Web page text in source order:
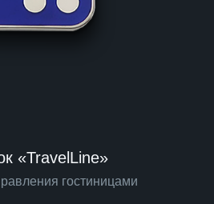
«TravelLine»
гостиницами